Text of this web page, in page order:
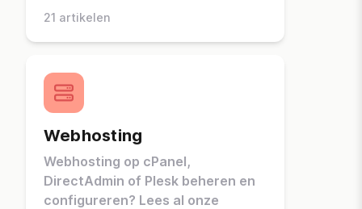
21 artikelen
Webhosting
Webhosting op cPanel,
DirectAdmin of Plesk beheren en
configureren? Lees al onze